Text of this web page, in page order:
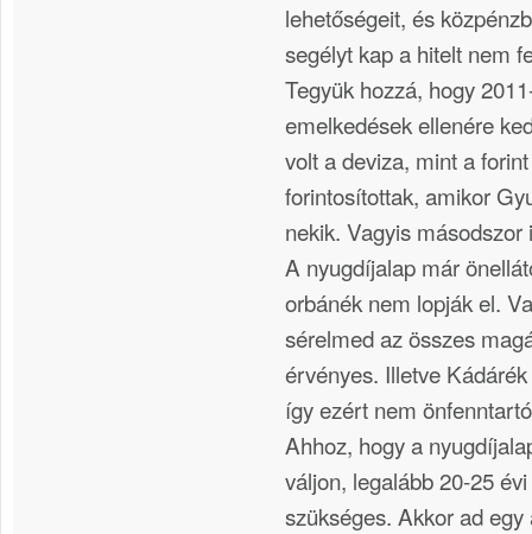
lehetőségeit, és
segélyt kap a hitelt nem
Tegyük hozzá, hogy
emelkedések ellenére
volt a deviza, mint a
forintosítottak, amikor
nekik. Vagyis
A nyugdíjalap már
orbánék nem lopják el.
sérelmed az összes
érvényes. Illetve
így ezért nem
Ahhoz, hogy a
váljon, legalább 20-25
szükséges. Akkor ad